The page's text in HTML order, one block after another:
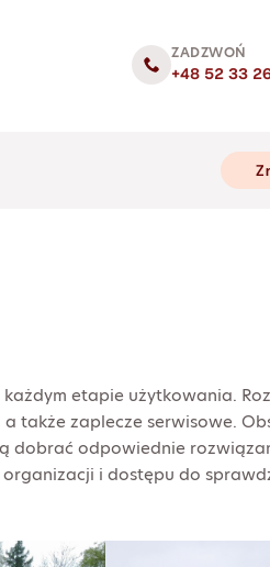
ZADZWOŃ
+48 52 33
etapie użytkowania.
zaplecze serwisowe.
odpowiednie
i dostępu do